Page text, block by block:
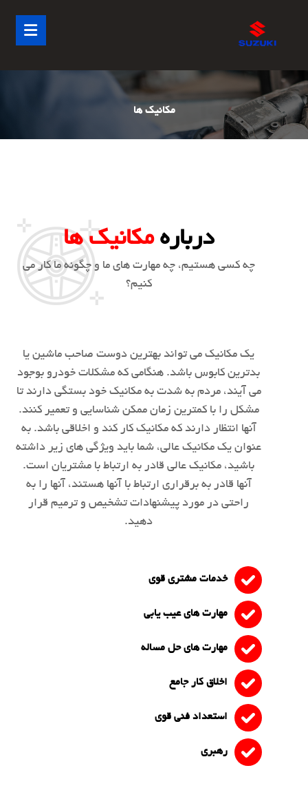
مکانیک ها
دربارهمکانیک ها
چه کسی هستیم، چه مهارت های ما و چگونه ما کار می
کنیم؟
یک مکانیک می تواند بهترین دوست صاحب ماشین یا
بدترین کابوس باشد. هنگامی که مشکلات خودرو بوجود
می آیند، مردم به شدت به مکانیک خود بستگی دارند تا
مشکل را با کمترین زمان ممکن شناسایی و تعمیر کنند.
آنها انتظار دارند که مکانیک کار کند و اخلاقی باشد. به
عنوان یک مکانیک عالی، شما باید ویژگی های زیر داشته
باشید، مکانیک عالی قادر به ارتباط با مشتریان است.
آنها قادر به برقراری ارتباط با آنها هستند، آنها را به
راحتی در مورد پیشنهادات تشخیص و ترمیم قرار
دهید.
خدمات مشتری قوی
مهارت های عیب یابی
مهارت های حل مساله
اخلاق کار جامع
استعداد فنی قوی
رهبری